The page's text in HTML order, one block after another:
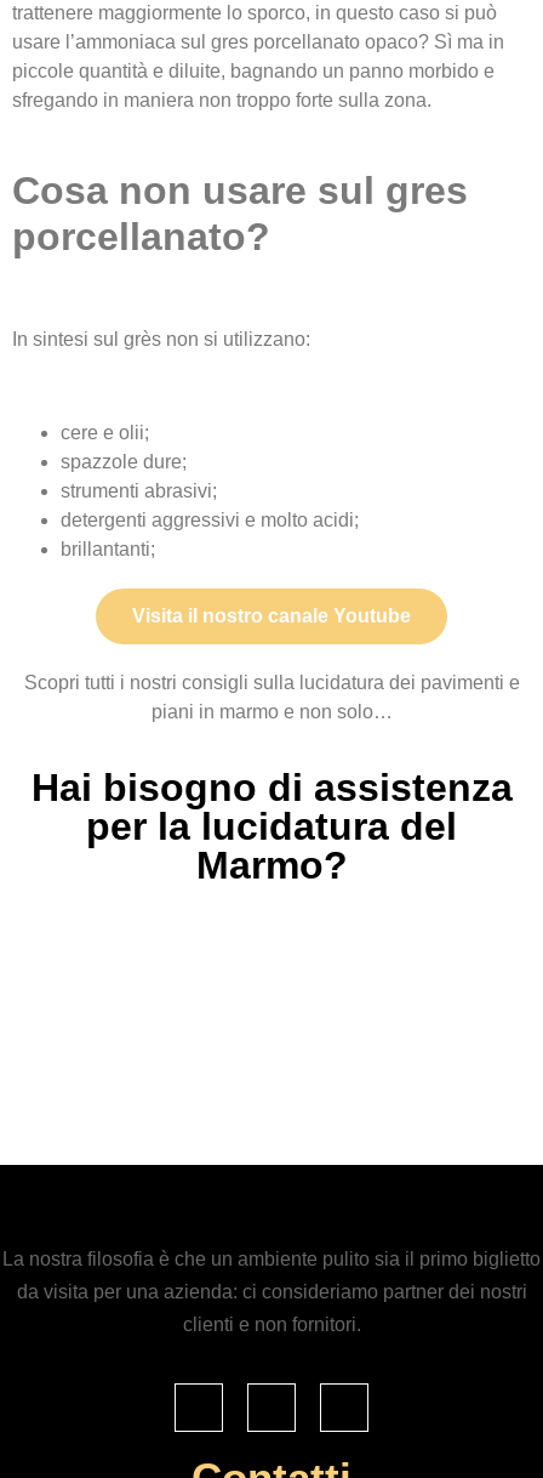
trattenere maggiormente lo sporco, in questo caso si può
usare l’ammoniaca sul gres porcellanato opaco? Sì ma in
piccole quantità e diluite, bagnando un panno morbido e
sfregando in maniera non troppo forte sulla zona.
Cosa non usare sul gres
porcellanato?
In sintesi sul grès non si utilizzano:
cere e olii;
spazzole dure;
strumenti abrasivi;
detergenti aggressivi e molto acidi;
brillantanti;
Visita il nostro canale Youtube
Scopri tutti i nostri consigli sulla lucidatura dei pavimenti e
piani in marmo e non solo…
Hai bisogno di assistenza
per la lucidatura del
Marmo?
La nostra filosofia è che un ambiente pulito sia il primo biglietto
da visita per una azienda: ci consideriamo partner dei nostri
clienti e non fornitori.